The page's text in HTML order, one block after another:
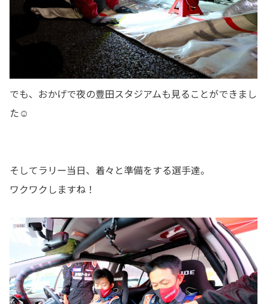
でも、おかげで夜の豊田スタジアムも見ることができまし
た☺
そしてラリー当日、着々と準備をする選手達。
ワクワクしますね！